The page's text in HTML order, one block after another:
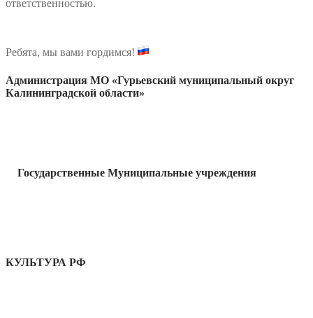
ответственностью.
Ребята, мы вами гордимся!
Администрация МО «Гурьевский муниципальный округ
Калининградской области»
Государственные Муниципальные учреждения
КУЛЬТУРА РФ